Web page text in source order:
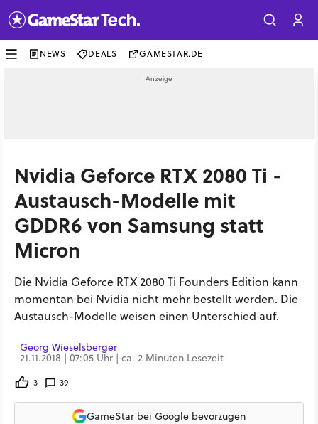
NEWS DEALS GAMESTAR.DE
Nvidia Geforce RTX 2080 Ti -
Austausch-Modelle mit
GDDR6 von Samsung statt
Micron
Die Nvidia Geforce RTX 2080 Ti Founders Edition kann
momentan bei Nvidia nicht mehr bestellt werden. Die
Austausch-Modelle weisen einen Unterschied auf.
Georg Wieselsberger
21.11.2018 | 07:05 Uhr | ca. 2 Minuten Lesezeit
3 39
GameStar bei Google bevorzugen